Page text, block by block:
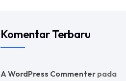
Komentar Terbaru
A WordPress Commenter pada